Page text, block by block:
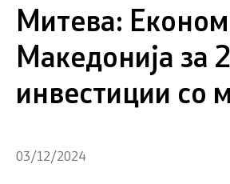
Стратешки план на Генералниот
Национални стратегии
Митева:
Македонија за
инвестиции со
03/12/2024